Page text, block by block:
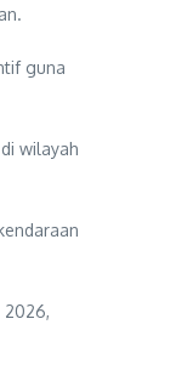
guna
wilayah
2026,